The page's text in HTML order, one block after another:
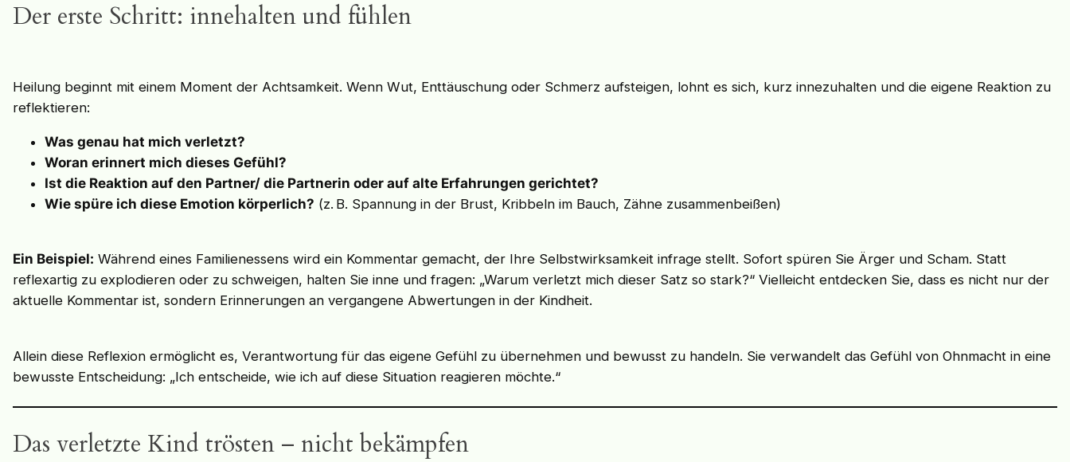
Der erste Schritt: innehalten und fühlen
Heilung beginnt mit einem Moment der Achtsamkeit. Wenn Wut, Enttäuschung oder Schmerz aufsteigen, lohnt es sich, kurz innezuhalten und die eigene Reaktion zu
reflektieren:
Was genau hat mich verletzt?
Woran erinnert mich dieses Gefühl?
Ist die Reaktion auf den Partner/ die Partnerin oder auf alte Erfahrungen gerichtet?
Wie spüre ich diese Emotion körperlich? (z. B. Spannung in der Brust, Kribbeln im Bauch, Zähne zusammenbeißen)
Ein Beispiel: Während eines Familienessens wird ein Kommentar gemacht, der Ihre Selbstwirksamkeit infrage stellt. Sofort spüren Sie Ärger und Scham. Statt
reflexartig zu explodieren oder zu schweigen, halten Sie inne und fragen: „Warum verletzt mich dieser Satz so stark?“ Vielleicht entdecken Sie, dass es nicht nur der
aktuelle Kommentar ist, sondern Erinnerungen an vergangene Abwertungen in der Kindheit.
Allein diese Reflexion ermöglicht es, Verantwortung für das eigene Gefühl zu übernehmen und bewusst zu handeln. Sie verwandelt das Gefühl von Ohnmacht in eine
bewusste Entscheidung: „Ich entscheide, wie ich auf diese Situation reagieren möchte.“
Das verletzte Kind trösten – nicht bekämpfen